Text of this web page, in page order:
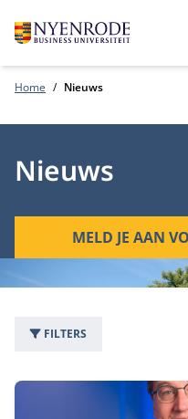
Home Nieuws
Nieuws
MELD JE AAN
1542 nieuwsartikelen
FILTERS